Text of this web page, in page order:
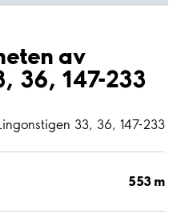
av
36, 147-233
33, 36, 147-233
553 m